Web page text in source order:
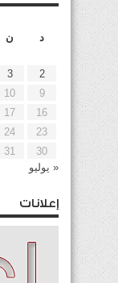
د
ن
2
3
9
10
16
17
23
24
30
31
« يوليو
إعلانات